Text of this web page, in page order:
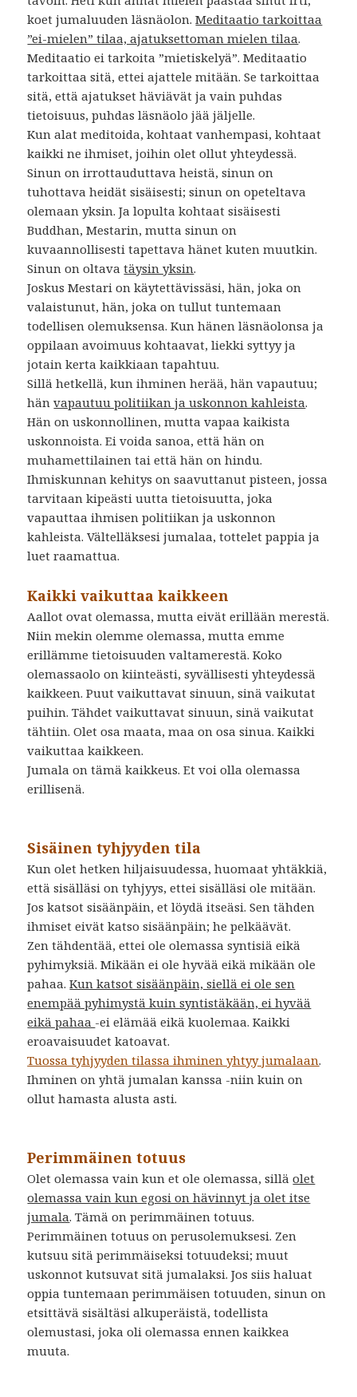
koet jumaluuden läsnäolon.Meditaatio tarkoittaa
”ei-mielen” tilaa, ajatuksettoman mielen tilaa.
Meditaatio ei tarkoita ”mietiskelyä”. Meditaatio
tarkoittaa sitä, ettei ajattele mitään. Se tarkoittaa
sitä, että ajatukset häviävät ja vain puhdas
tietoisuus, puhdas läsnäolo jää jäljelle.
Kun alat meditoida, kohtaat vanhempasi, kohtaat
kaikki ne ihmiset, joihin olet ollut yhteydessä.
Sinun on irrottauduttava heistä, sinun on
tuhottava heidät sisäisesti; sinun on opeteltava
olemaan yksin. Ja lopulta kohtaat sisäisesti
Buddhan, Mestarin, mutta sinun on
kuvaannollisesti tapettava hänet kuten muutkin.
Sinun on oltavatäysin yksin.
Joskus Mestari on käytettävissäsi, hän, joka on
valaistunut, hän, joka on tullut tuntemaan
todellisen olemuksensa. Kun hänen läsnäolonsa ja
oppilaan avoimuus kohtaavat, liekki syttyy ja
jotain kerta kaikkiaan tapahtuu.
Sillä hetkellä, kun ihminen herää, hän vapautuu;
hänvapautuu politiikan ja uskonnon kahleista.
Hän on uskonnollinen, mutta vapaa kaikista
uskonnoista. Ei voida sanoa, että hän on
muhamettilainen tai että hän on hindu.
Ihmiskunnan kehitys on saavuttanut pisteen, jossa
tarvitaan kipeästi uutta tietoisuutta, joka
vapauttaa ihmisen politiikan ja uskonnon
kahleista. Vältelläksesi jumalaa, tottelet pappia ja
luet raamattua.
Kaikki vaikuttaa kaikkeen
Aallot ovat olemassa, mutta eivät erillään merestä.
Niin mekin olemme olemassa, mutta emme
erillämme tietoisuuden valtamerestä. Koko
olemassaolo on kiinteästi, syvällisesti yhteydessä
kaikkeen. Puut vaikuttavat sinuun, sinä vaikutat
puihin. Tähdet vaikuttavat sinuun, sinä vaikutat
tähtiin. Olet osa maata, maa on osa sinua. Kaikki
vaikuttaa kaikkeen.
Jumala on tämä kaikkeus. Et voi olla olemassa
erillisenä.
Sisäinen tyhjyyden tila
Kun olet hetken hiljaisuudessa, huomaat yhtäkkiä,
että sisälläsi on tyhjyys, ettei sisälläsi ole mitään.
Jos katsot sisäänpäin, et löydä itseäsi. Sen tähden
ihmiset eivät katso sisäänpäin; he pelkäävät.
Zen tähdentää, ettei ole olemassa syntisiä eikä
pyhimyksiä. Mikään ei ole hyvää eikä mikään ole
pahaa.Kun katsot sisäänpäin, siellä ei ole sen
enempää pyhimystä kuin syntistäkään, ei hyvää
eikä pahaa -ei elämää eikä kuolemaa. Kaikki
eroavaisuudet katoavat.
Tuossa tyhjyyden tilassa ihminen yhtyy jumalaan.
Ihminen on yhtä jumalan kanssa -niin kuin on
ollut hamasta alusta asti.
Perimmäinen totuus
Olet olemassa vain kun et ole olemassa, silläolet
olemassa vain kun egosi on hävinnyt ja olet itse
jumala. Tämä on perimmäinen totuus.
Perimmäinen totuus on perusolemuksesi. Zen
kutsuu sitä perimmäiseksi totuudeksi; muut
uskonnot kutsuvat sitä jumalaksi. Jos siis haluat
oppia tuntemaan perimmäisen totuuden, sinun on
etsittävä sisältäsi alkuperäistä, todellista
olemustasi, joka oli olemassa ennen kaikkea
muuta.